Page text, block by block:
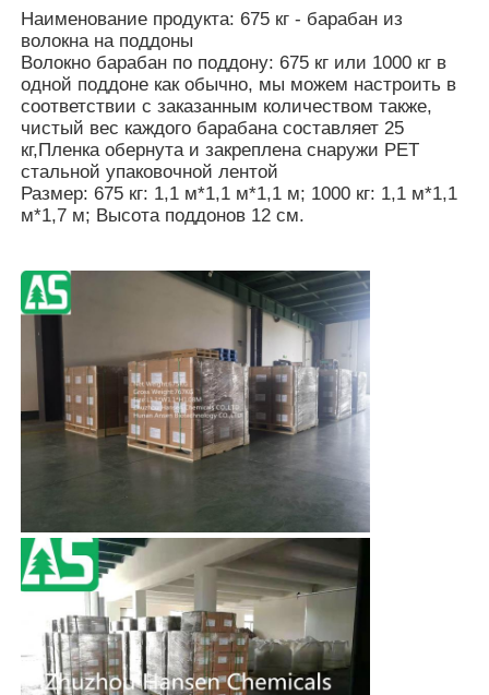
Наименование продукта: 675 кг - барабан из
волокна на поддоны
Волокно барабан по поддону: 675 кг или 1000 кг в
одной поддоне как обычно, мы можем настроить в
соответствии с заказанным количеством также,
чистый вес каждого барабана составляет 25
кг,Пленка обернута и закреплена снаружи PET
стальной упаковочной лентой
Размер: 675 кг: 1,1 м*1,1 м*1,1 м; 1000 кг: 1,1 м*1,1
м*1,7 м; Высота поддонов 12 см.